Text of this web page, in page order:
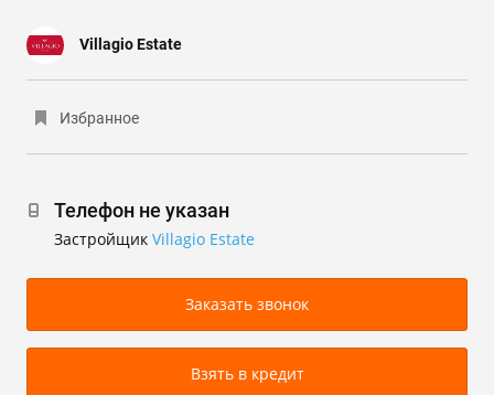
Villagio Estate
Избранное
Телефон не указан
Застройщик Villagio Estate
Заказать звонок
Взять в кредит